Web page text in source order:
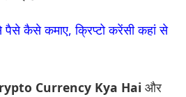
कैसे कमाए, क्रिप्टो करेंसी कहां से
Currency Kya Hai और